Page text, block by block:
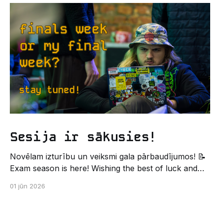
dzīvi LU EZTF datoriķu vidē, par došanos uz
leģendāro “Sējienu”? 🐱 Šī pirmsaristoteļa nometne
palīdzēs tev iegūt pirmos draugus, ieskatu studenta
Sesija ir sākusies!
Novēlam izturību un veiksmi gala pārbaudījumos! 📝
Exam season is here! Wishing the best of luck and
pašpārvaldes komunikācijas virziens
01 jūn 2026